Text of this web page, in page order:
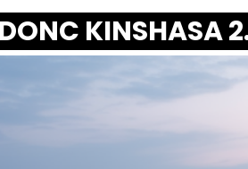
KINSHASA